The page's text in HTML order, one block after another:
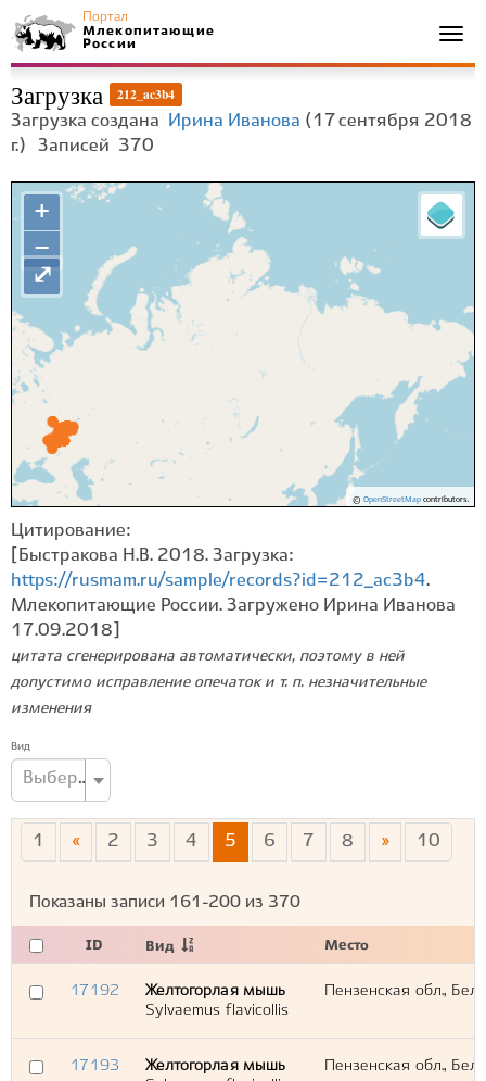
Портал
Млекопитающие
России
Загрузка 212_ac3b4
Загрузка создана Ирина Иванова (17 сентября 2018
г.) Записей 370
+
−
© OpenStreetMapcontributors.
⤢
Цитирование:
[Быстракова Н.В. 2018. Загрузка:
https://rusmam.ru/sample/records?id=212_ac3b4.
Млекопитающие России. Загружено Ирина Иванова
17.09.2018]
цитата сгенерирована автоматически, поэтому в ней
допустимо исправление опечаток и т. п. незначительные
изменения
Вид
Выберите вид...
1 « 2 3 4 5 6 7 8 » 10
Показаны записи 161-200 из 370
ID Вид Место
17192
Желтогорлая мышь
Sylvaemus flavicollis
Пензенская обл.,
17193
Желтогорлая мышь
Пензенская обл.,